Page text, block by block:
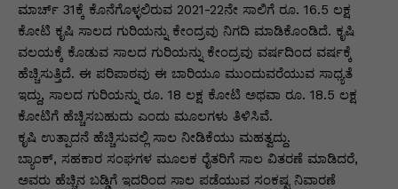
ಮಾರ್ಚ್ 31ಕ್ಕೆ ಕೊನೆಗೊಳ್ಳಲಿರುವ 2021-22ನೇ ಸಾಲಿಗೆ ರೂ. 16.5 ಲಕ್ಷ
ಕೋಟಿ ಕೃಷಿ ಸಾಲದ ಗುರಿಯನ್ನು ಕೇಂದ್ರವು ನಿಗದಿ ಮಾಡಿಕೊಂಡಿದೆ. ಕೃಷಿ
ವಲಯಕ್ಕೆ ಕೊಡುವ ಸಾಲದ ಗುರಿಯನ್ನು ಕೇಂದ್ರವು ವರ್ಷದಿಂದ ವರ್ಷಕ್ಕೆ
ಹೆಚ್ಚಿಸುತ್ತಿದೆ. ಈ ಪರಿಪಾಠವು ಈ ಬಾರಿಯೂ ಮುಂದುವರೆಯುವ ಸಾಧ್ಯತೆ
ಇದ್ದು, ಸಾಲದ ಗುರಿಯನ್ನು ರೂ. 18 ಲಕ್ಷ ಕೋಟಿ ಅಥವಾ ರೂ. 18.5 ಲಕ್ಷ
ಕೋಟಿಗೆ ಹೆಚ್ಚಿಸಬಹುದು ಎಂದು ಮೂಲಗಳು ತಿಳಿಸಿವೆ.
ಕೃಷಿ ಉತ್ಪಾದನೆ ಹೆಚ್ಚಿಸುವಲ್ಲಿ ಸಾಲ ನೀಡಿಕೆಯು ಮಹತ್ವದ್ದು.
ಬ್ಯಾಂಕ್, ಸಹಕಾರ ಸಂಘಗಳ ಮೂಲಕ ರೈತರಿಗೆ ಸಾಲ ವಿತರಣೆ ಮಾಡಿದರೆ,
ಅವರು ಹೆಚ್ಚಿನ ಬಡ್ಡಿಗೆ ಇದರಿಂದ ಸಾಲ ಪಡೆಯುವ ಸಂಕಷ್ಟ ನಿವಾರಣೆ